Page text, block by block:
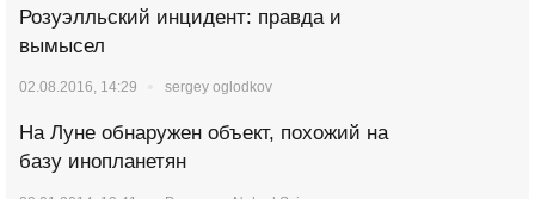
Розуэлльский инцидент: правда и
вымысел
02.08.2016, 14:29 sergey oglodkov
На Луне обнаружен объект, похожий на
базу инопланетян